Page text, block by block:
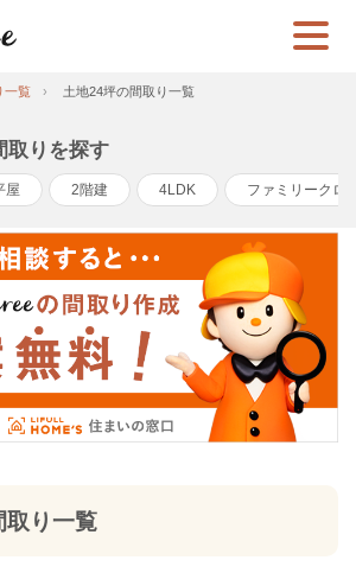
一覧 土地24坪の間取り一覧
取りを探す
屋 2階建 4LDK ファミリークロ
取り一覧